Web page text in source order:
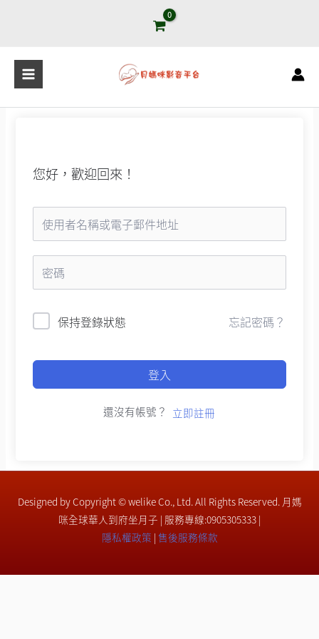
容
您好，歡迎回來！
保持登錄狀態 忘記密碼？
登入
還沒有帳號？ 立即註冊
Designed by Copyright © welike Co., Ltd. All Rights Reserved. 月媽
咪全球華人到府坐月子 | 服務專線:0905305333 |
隱私權政策 | 售後服務條款